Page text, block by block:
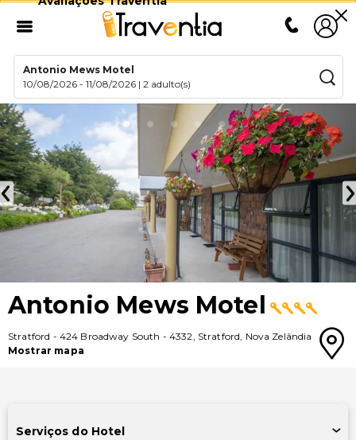
Antonio Mews Motel
10/08/2026 -11/08/2026 |2 adulto(s)
Antonio Mews Motel
Stratford - 424 Broadway South - 4332, Stratford, Nova Zelândia
Mostrar mapa
Serviços do Hotel